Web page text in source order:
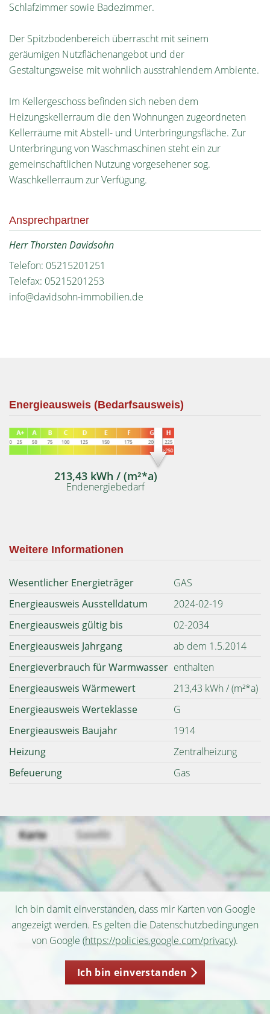
Schlafzimmer sowie Badezimmer.
Der Spitzbodenbereich überrascht mit seinem
geräumigen Nutzflächenangebot und der
Gestaltungsweise mit wohnlich ausstrahlendem Ambiente.
Im Kellergeschoss befinden sich neben dem
Heizungskellerraum die den Wohnungen zugeordneten
Kellerräume mit Abstell- und Unterbringungsfläche. Zur
Unterbringung von Waschmaschinen steht ein zur
gemeinschaftlichen Nutzung vorgesehener sog.
Waschkellerraum zur Verfügung.
Ansprechpartner
Herr Thorsten Davidsohn
Telefon: 05215201251
Telefax: 05215201253
info@davidsohn-immobilien.de
Energieausweis (Bedarfsausweis)
213,43 kWh / (m²*a)
Endenergiebedarf
Weitere Informationen
Wesentlicher Energieträger
GAS
Energieausweis Ausstelldatum
2024-02-19
Energieausweis gültig bis
02-2034
Energieausweis Jahrgang
ab dem 1.5.2014
Energieverbrauch für Warmwasser enthalten
Energieausweis Wärmewert
213,43 kWh / (m²*a)
Energieausweis Werteklasse
G
Energieausweis Baujahr
1914
Heizung
Zentralheizung
Befeuerung
Gas
Ich bin damit einverstanden, dass mir Karten von Google
angezeigt werden. Es gelten die Datenschutzbedingungen
von Google (https://policies.google.com/privacy).
Ich bin einverstanden